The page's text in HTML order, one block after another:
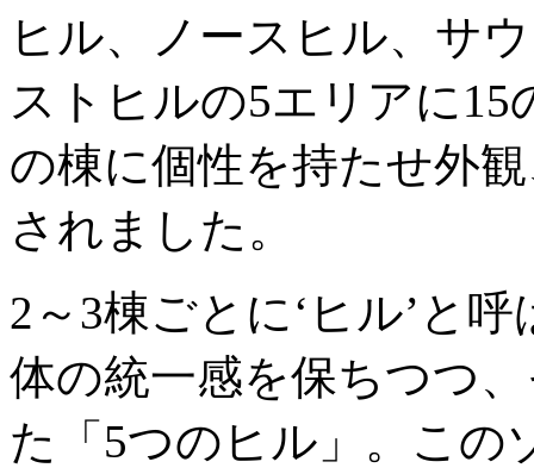
ヒル、ノースヒル、サ
ストヒルの5エリアに
の棟に個性を持たせ外
されました。
2～3棟ごとに‘ヒル’と
体の統一感を保ちつつ
た「5つのヒル」。この